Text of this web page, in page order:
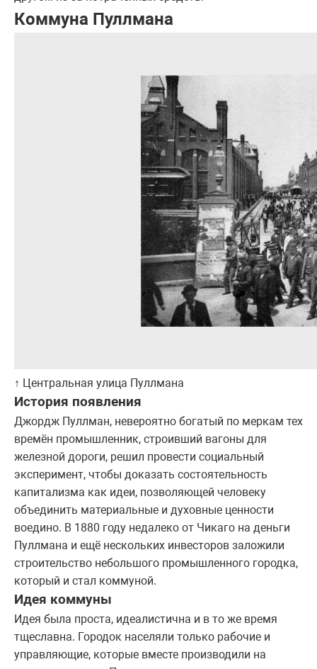
Коммуна Пуллмана
↑ Центральная улица Пуллмана
История появления
Джордж Пуллман, невероятно богатый по меркам тех
времён промышленник, строивший вагоны для
железной дороги, решил провести социальный
эксперимент, чтобы доказать состоятельность
капитализма как идеи, позволяющей человеку
объединить материальные и духовные ценности
воедино. В 1880 году недалеко от Чикаго на деньги
Пуллмана и ещё нескольких инвесторов заложили
строительство небольшого промышленного городка,
который и стал коммуной.
Идея коммуны
Идея была проста, идеалистична и в то же время
тщеславна. Городок населяли только рабочие и
управляющие, которые вместе производили на